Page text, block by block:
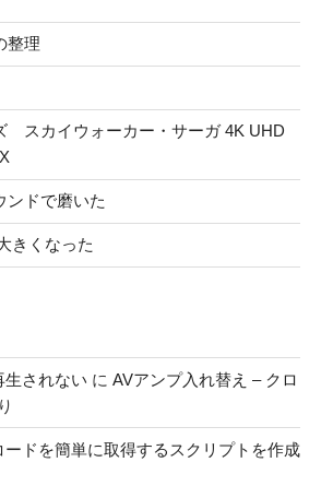
整理
スカイウォーカー・サーガ 4K UHD
ンドで磨いた
きくなった
生されない に AVアンプ入れ替え – クロ
ドを簡単に取得するスクリプトを作成